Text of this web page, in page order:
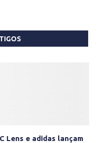
Lens e adidas lançam